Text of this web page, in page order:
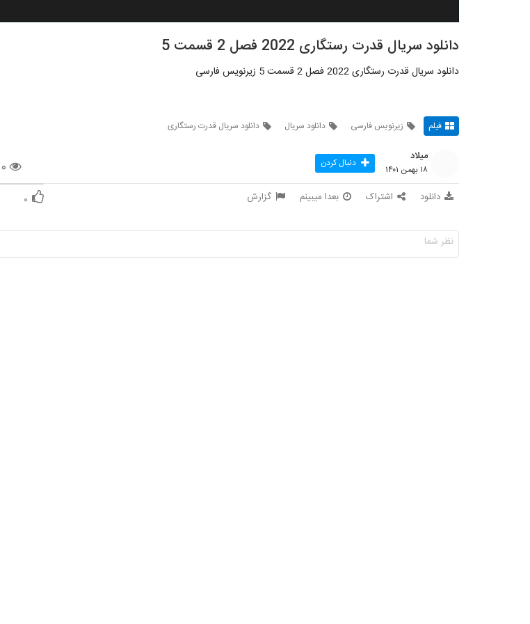
دانلود سریال قدرت رستگاری 2022 فصل 2 قسمت 5
دانلود سریال قدرت رستگاری 2022 فصل 2 قسمت 5 زیرنویس فارسی
فیلم زیرنویس فارسی دانلود سریال دانلود سریال قدرت رستگاری
۱۵۰
میلاد
۱۸ بهمن ۱۴۰۱ دنبال کردن
دانلود اشتراک بعدا میبینم گزارش ۰